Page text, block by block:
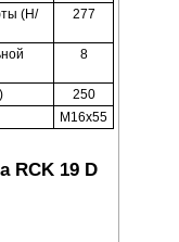
(Н/
277
8
250
M16x55
RCK 19 D